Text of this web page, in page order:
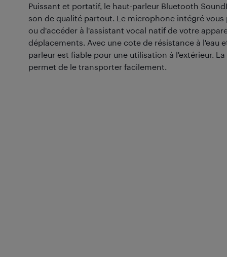
Puissant et portatif, le haut-parleur Bluetooth
son de qualité partout. Le microphone intégré vous
ou d'accéder à l'assistant vocal natif de votre
déplacements. Avec une cote de résistance à l'eau
parleur est fiable pour une utilisation à l'extérieur.
permet de le transporter facilement.